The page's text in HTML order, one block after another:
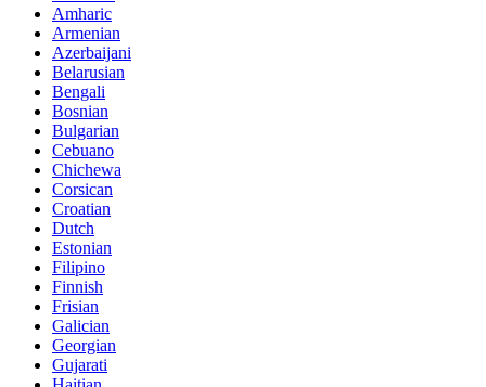
Amharic
Armenian
Azerbaijani
Belarusian
Bengali
Bosnian
Bulgarian
Cebuano
Chichewa
Corsican
Croatian
Dutch
Estonian
Filipino
Finnish
Frisian
Galician
Georgian
Gujarati